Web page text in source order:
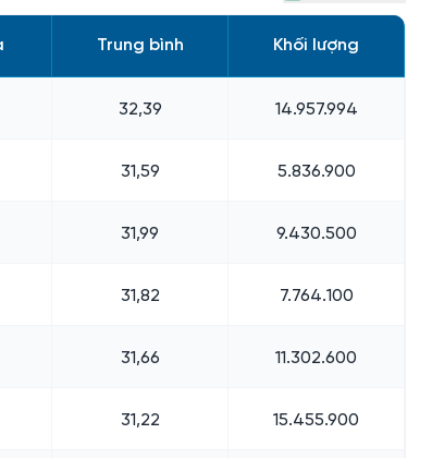
Trung bình Khối lượng
32,39 14.957.994
31,59 5.836.900
31,99 9.430.500
31,82 7.764.100
31,66 11.302.600
31,22 15.455.900